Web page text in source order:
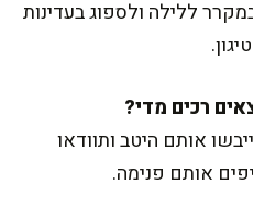
ללילה ולספוג בעדינות
אותם היטב ותוודאו
אותם פנימה.